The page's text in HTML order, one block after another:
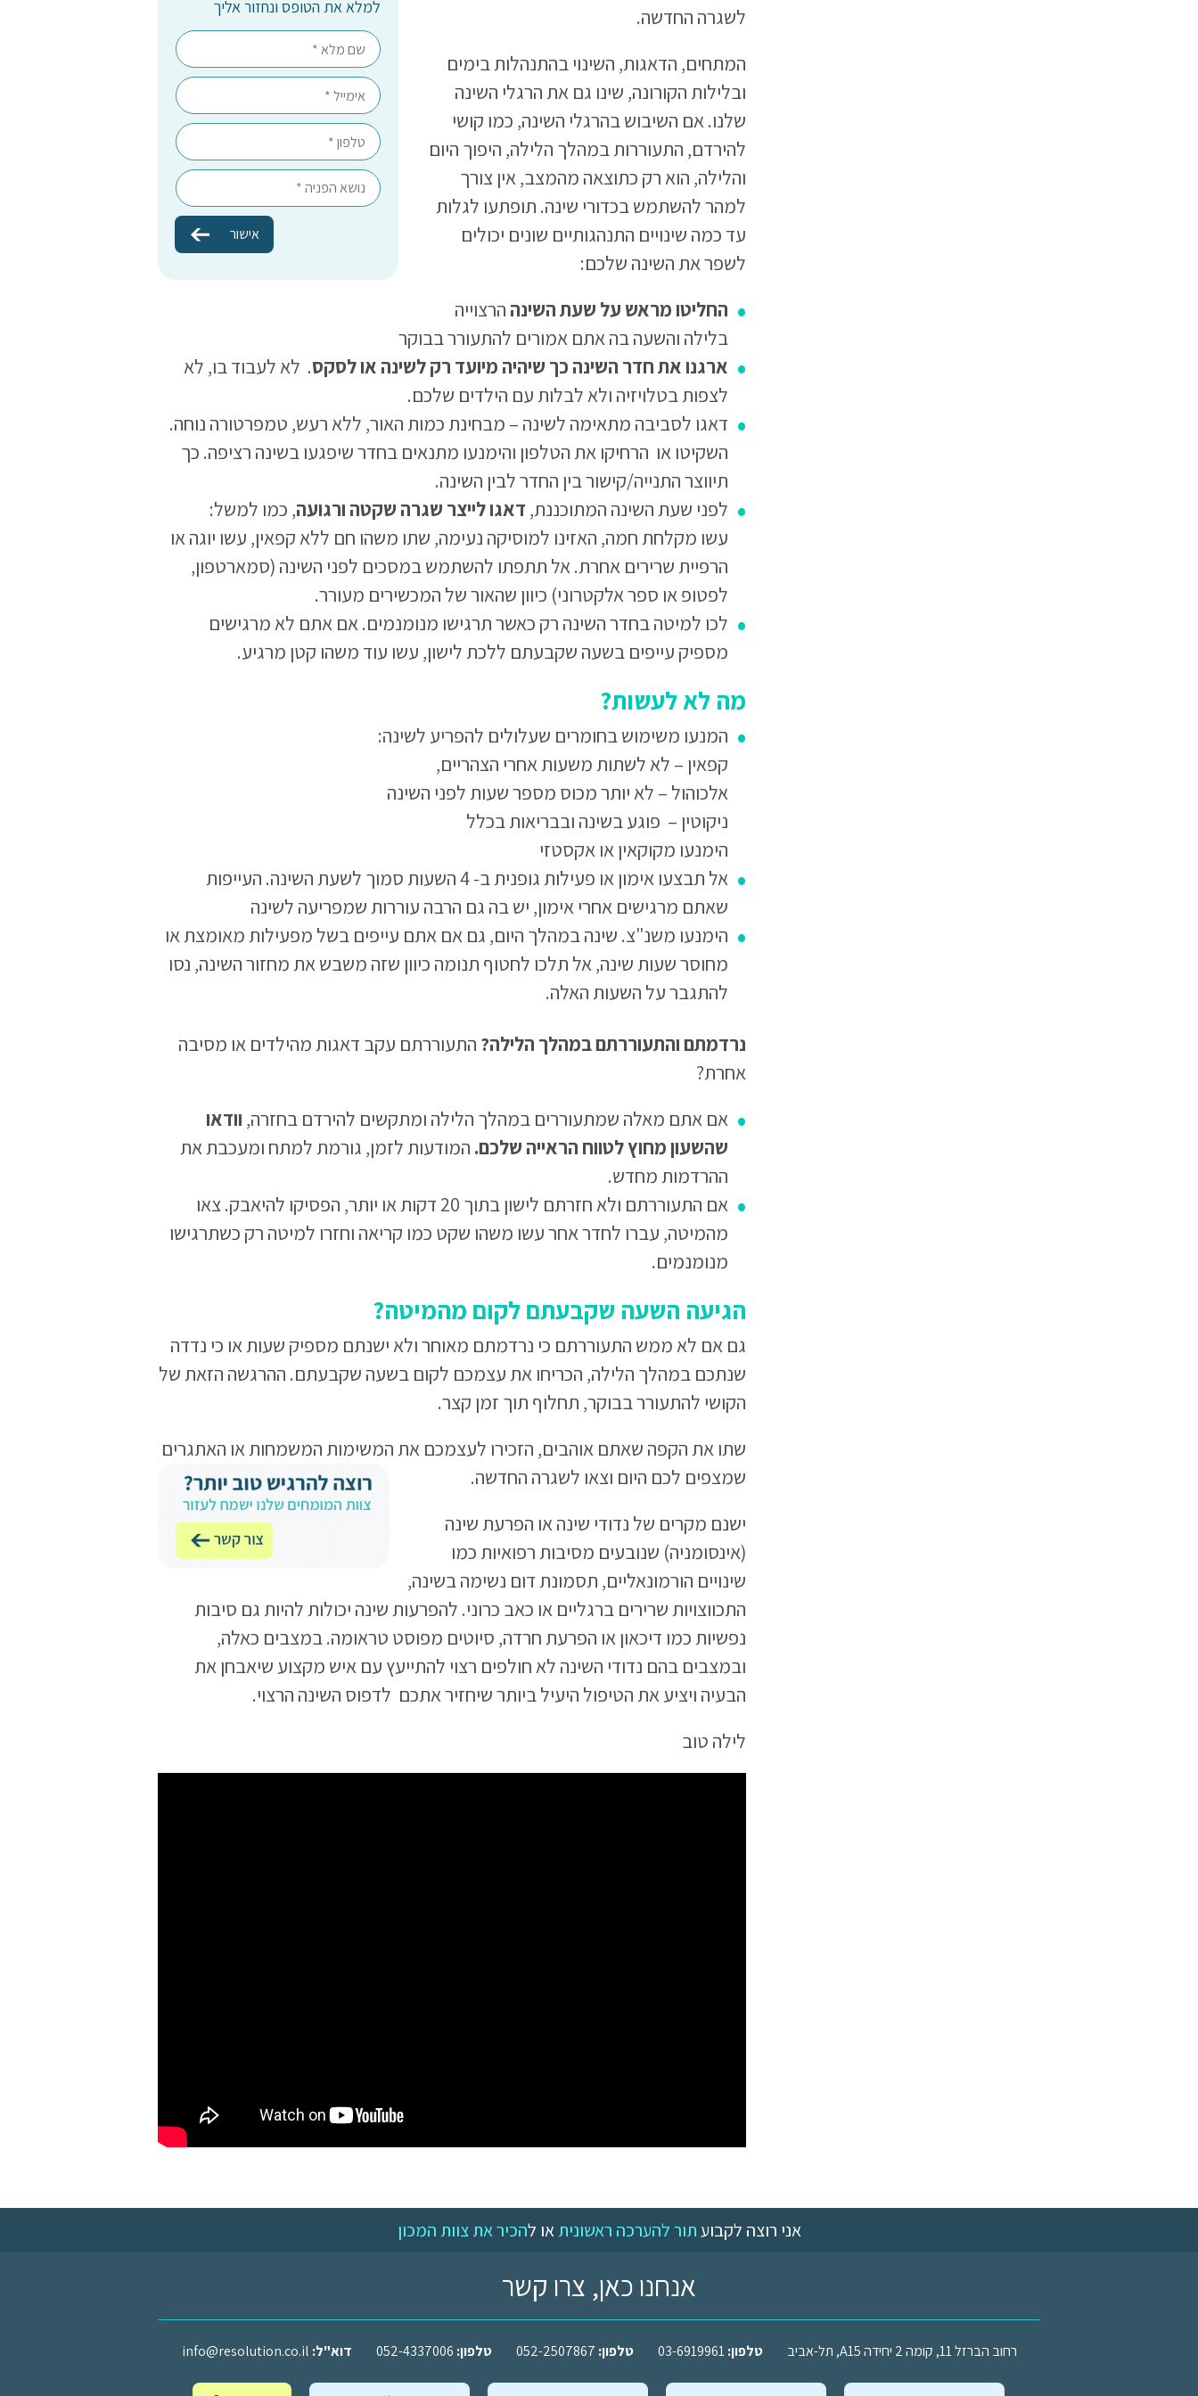
למלא את הטופס ונחזור אליך
לשגרה החדשה.
המתחים, הדאגות, השינוי בהתנהלות בימים
ובלילות הקורונה, שינו גם את הרגלי השינה
שלנו. אם השיבוש בהרגלי השינה, כמו קושי
להירדם, התעוררות במהלך הלילה, היפוך היום
והלילה, הוא רק כתוצאה מהמצב, אין צורך
למהר להשתמש בכדורי שינה. תופתעו לגלות
עד כמה שינויים התנהגותיים שונים יכולים
לשפר את השינה שלכם:
החליטו מראש על שעת השינה הרצוייה
בלילה והשעה בה אתם אמורים להתעורר בבוקר
ארגנו את חדר השינה כך שיהיה מיועד רק לשינה או לסקס. לא לעבוד בו, לא
לצפות בטלויזיה ולא לבלות עם הילדים שלכם.
דאגו לסביבה מתאימה לשינה – מבחינת כמות האור, ללא רעש, טמפרטורה נוחה.
השקיטו או הרחיקו את הטלפון והימנעו מתנאים בחדר שיפגעו בשינה רציפה. כך
תיווצר התנייה/קישור בין החדר לבין השינה.
לפני שעת השינה המתוכננת, דאגו לייצר שגרה שקטה ורגועה, כמו למשל:
עשו מקלחת חמה, האזינו למוסיקה נעימה, שתו משהו חם ללא קפאין, עשו יוגה או
הרפיית שרירים אחרת. אל תתפתו להשתמש במסכים לפני השינה (סמארטפון,
לפטופ או ספר אלקטרוני) כיוון שהאור של המכשירים מעורר.
לכו למיטה בחדר השינה רק כאשר תרגישו מנומנמים. אם אתם לא מרגישים
מספיק עייפים בשעה שקבעתם ללכת לישון, עשו עוד משהו קטן מרגיע.
מה לא לעשות?
המנעו משימוש בחומרים שעלולים להפריע לשינה:
קפאין – לא לשתות משעות אחרי הצהריים,
אלכוהול – לא יותר מכוס מספר שעות לפני השינה
ניקוטין – פוגע בשינה ובבריאות בכלל
הימנעו מקוקאין או אקסטזי
אל תבצעו אימון או פעילות גופנית ב- 4 השעות סמוך לשעת השינה. העייפות
שאתם מרגישים אחרי אימון, יש בה גם הרבה עוררות שמפריעה לשינה
הימנעו משנ"צ. שינה במהלך היום, גם אם אתם עייפים בשל מפעילות מאומצת או
מחוסר שעות שינה, אל תלכו לחטוף תנומה כיוון שזה משבש את מחזור השינה, נסו
להתגבר על השעות האלה.
נרדמתם והתעוררתם במהלך הלילה? התעוררתם עקב דאגות מהילדים או מסיבה
אחרת?
אם אתם מאלה שמתעוררים במהלך הלילה ומתקשים להירדם בחזרה, וודאו
שהשעון מחוץ לטווח הראייה שלכם. המודעות לזמן, גורמת למתח ומעכבת את
ההרדמות מחדש.
אם התעוררתם ולא חזרתם לישון בתוך 20 דקות או יותר, הפסיקו להיאבק. צאו
מהמיטה, עברו לחדר אחר עשו משהו שקט כמו קריאה וחזרו למיטה רק כשתרגישו
מנומנמים.
הגיעה השעה שקבעתם לקום מהמיטה?
גם אם לא ממש התעוררתם כי נרדמתם מאוחר ולא ישנתם מספיק שעות או כי נדדה
שנתכם במהלך הלילה, הכריחו את עצמכם לקום בשעה שקבעתם. ההרגשה הזאת של
הקושי להתעורר בבוקר, תחלוף תוך זמן קצר.
שתו את הקפה שאתם אוהבים, הזכירו לעצמכם את המשימות המשמחות או האתגרים
שמצפים לכם היום וצאו לשגרה החדשה.
ישנם מקרים של נדודי שינה או הפרעת שינה
(אינסומניה) שנובעים מסיבות רפואיות כמו
שינויים הורמונאליים, תסמונת דום נשימה בשינה,
התכווצויות שרירים ברגליים או כאב כרוני. להפרעות שינה יכולות להיות גם סיבות
נפשיות כמו דיכאון או הפרעת חרדה, סיוטים מפוסט טראומה. במצבים כאלה,
ובמצבים בהם נדודי השינה לא חולפים רצוי להתייעץ עם איש מקצוע שיאבחן את
הבעיה ויציע את הטיפול היעיל ביותר שיחזיר אתכם לדפוס השינה הרצוי.
לילה טוב
אני רוצה לקבועתור להערכה ראשוניתאו להכיר את צוות המכון
אנחנו כאן, צרו קשר
רחוב הברזל 11, קומה 2 יחידה A15, תל-אביב טלפון: 03-6919961 טלפון: 052-2507867 טלפון: 052-4337006 דוא"ל: info@resolution.co.il